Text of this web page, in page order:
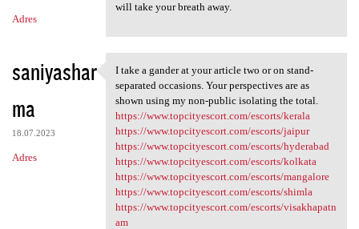
Adres
will take your breath away.
saniyashar
ma
18.07.2023
Adres
I take a gander at your
I take a gander at your article two or on stand-
separated occasions. Your perspectives are as
shown using my non-public isolating the total.
https://www.topcityescort.com/escorts/kerala
https://www.topcityescort.com/escorts/jaipur
https://www.topcityescort.com/escorts/hyderabad
https://www.topcityescort.com/escorts/kolkata
https://www.topcityescort.com/escorts/mangalore
https://www.topcityescort.com/escorts/shimla
https://www.topcityescort.com/escorts/visakhapatn
am